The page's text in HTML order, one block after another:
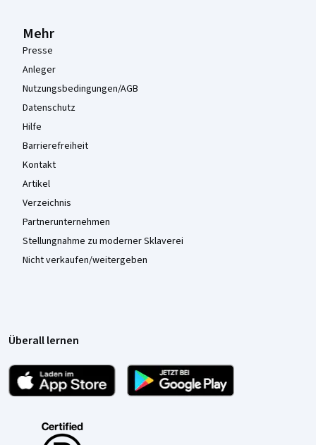
Mehr
Presse
Anleger
Nutzungsbedingungen/AGB
Datenschutz
Hilfe
Barrierefreiheit
Kontakt
Artikel
Verzeichnis
Partnerunternehmen
Stellungnahme zu moderner Sklaverei
Nicht verkaufen/weitergeben
Überall lernen